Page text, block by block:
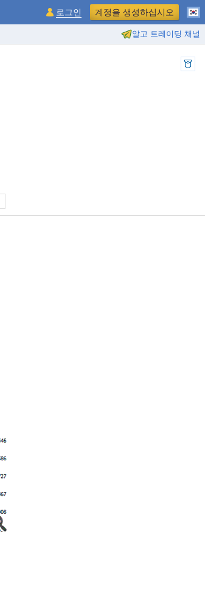
알고 트레이딩 채널
로그인 계정을 생성하십시오